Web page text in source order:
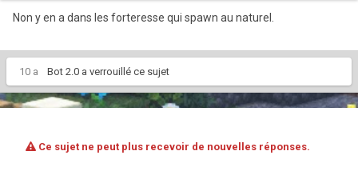
Non y en a dans les forteresse qui spawn au naturel.
10 a Bot 2.0 a verrouillé ce sujet
Ce sujet ne peut plus recevoir de nouvelles réponses.